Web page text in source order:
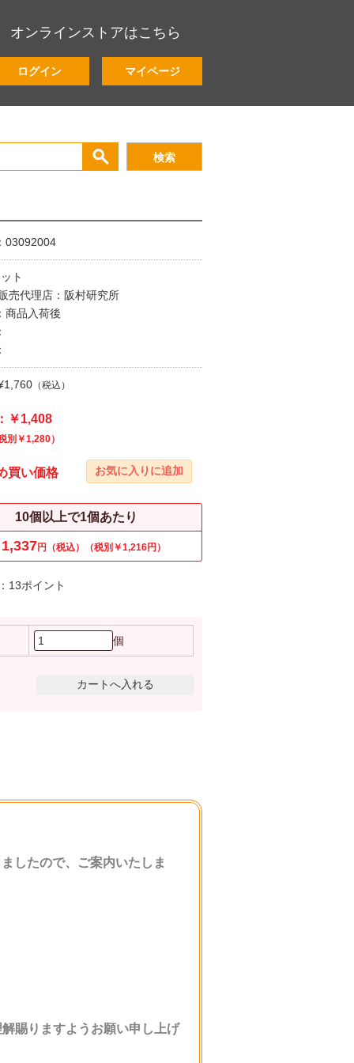
オンラインストアはこちら
ログイン マイページ
03092004
ト
売代理店：阪村研究所
商品入荷後
（税込）
￥1,408
別￥1,280）
買い価格
10個以上で1個あたり
円（税込）（税別￥1,216円）
13ポイント
個
したので、ご案内いたしま
賜りますようお願い申し上げ